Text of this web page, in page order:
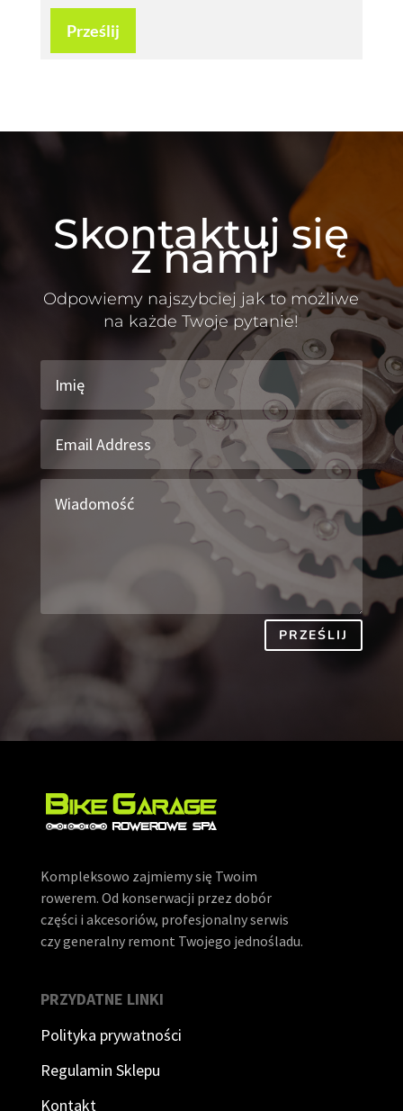
Prześlij
Skontaktuj się
z nami
Odpowiemy najszybciej jak to możliwe
na każde Twoje pytanie!
PRZEŚLIJ
Kompleksowo zajmiemy się Twoim
rowerem. Od konserwacji przez dobór
części i akcesoriów, profesjonalny serwis
czy generalny remont Twojego jednośladu.
PRZYDATNE LINKI
Polityka prywatności
Regulamin Sklepu
Kontakt